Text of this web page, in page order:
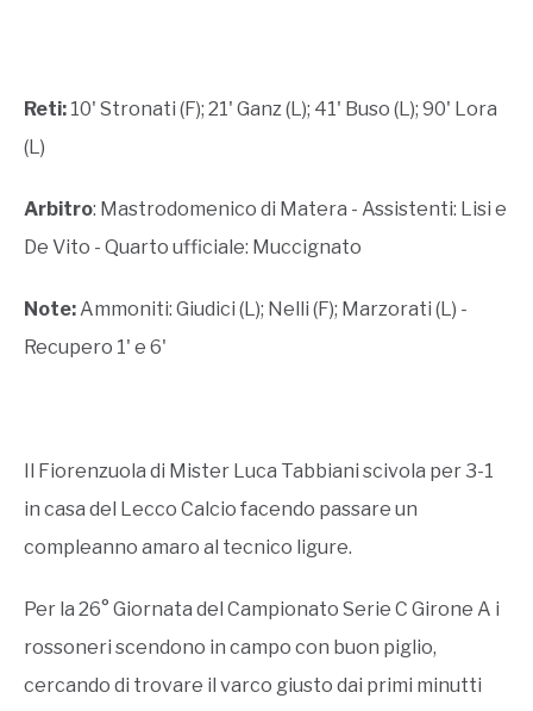
Reti: 10' Stronati (F); 21' Ganz (L); 41' Buso (L); 90' Lora
(L)
Arbitro: Mastrodomenico di Matera - Assistenti: Lisi e
De Vito - Quarto ufficiale: Muccignato
Note:Ammoniti: Giudici (L); Nelli (F); Marzorati (L) -
Recupero 1' e 6'
Il Fiorenzuola di Mister Luca Tabbiani scivola per 3-1
in casa del Lecco Calcio facendo passare un
compleanno amaro al tecnico ligure.
Per la 26° Giornata del Campionato Serie C Girone A i
rossoneri scendono in campo con buon piglio,
cercando di trovare il varco giusto dai primi minutti